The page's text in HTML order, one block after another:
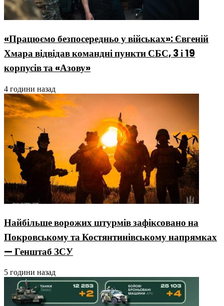
«Працюємо безпосередньо у військах»: Євгеній
Хмара відвідав командні пункти СБС, 3 і 19
корпусів та «Азову»
4 години назад
Найбільше ворожих штурмів зафіксовано на
Покровському та Костянтинівському напрямках
— Генштаб ЗСУ
5 години назад